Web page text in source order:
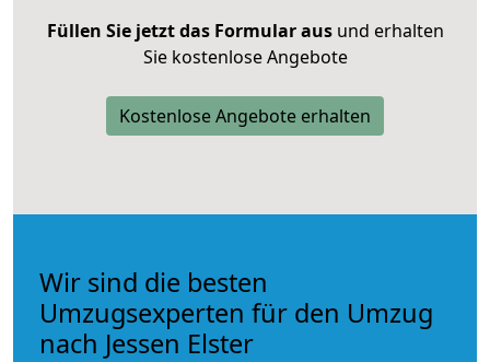
Füllen Sie jetzt das Formular ausund erhalten
Sie kostenlose Angebote
Kostenlose Angebote erhalten
Wir sind die besten
Umzugsexperten für den Umzug
nach Jessen Elster